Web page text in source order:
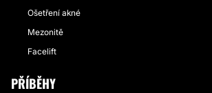
Ošetření akné
Mezonitě
Facelift
PŘÍBĚHY